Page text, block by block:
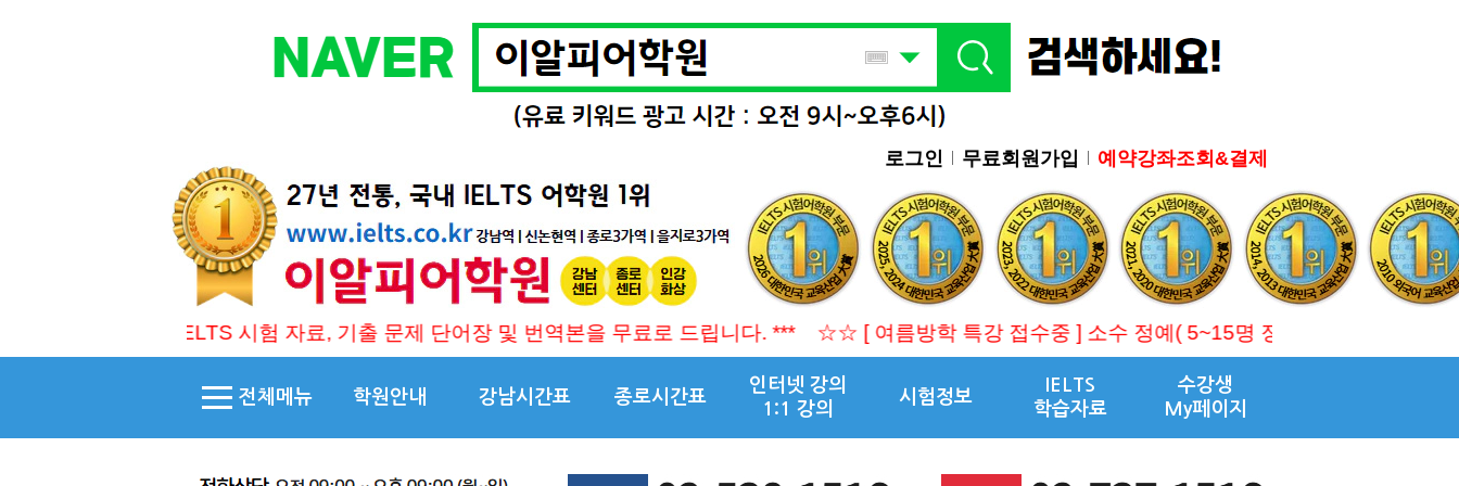
로그인 무료회원가입 예약강좌조회&결제
IELTS 시험 자료, 기출 문제 단어장 및 번역본을 무료로 드립니다. *** ☆☆ [ 여름방학 특강 접수중 ] 소수 정예( 5~15명 정원 ) 결제자 우선 마감 !!! , 1:1 첨
전체메뉴 학원안내 강남시간표 종로시간표
인터넷 강의
1:1 강의
시험정보
IELTS
학습자료
수강생
My페이지